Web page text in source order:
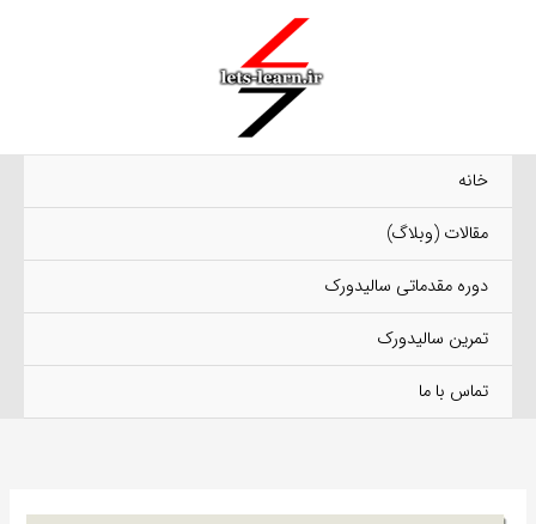
خانه
مقالات (وبلاگ)
دوره مقدماتی سالیدورک
تمرین سالیدورک
تماس با ما